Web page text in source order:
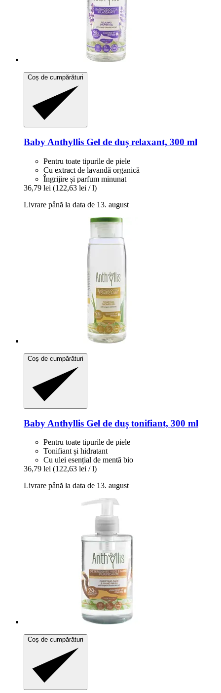
Coș de cumpărături
Baby Anthyllis Gel de duș relaxant, 300 ml
Pentru toate tipurile de piele
Cu extract de lavandă organică
Îngrijire și parfum minunat
36,79 lei (122,63 lei / l)
Livrare până la data de 13. august
Coș de cumpărături
Baby Anthyllis Gel de duș tonifiant, 300 ml
Pentru toate tipurile de piele
Tonifiant și hidratant
Cu ulei esențial de mentă bio
36,79 lei (122,63 lei / l)
Livrare până la data de 13. august
Coș de cumpărături